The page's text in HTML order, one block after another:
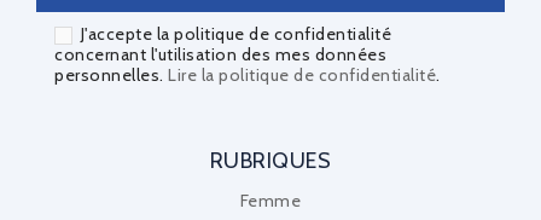
J'accepte la politique de confidentialité
concernant l'utilisation des mes données
personnelles. Lire la politique de confidentialité.
RUBRIQUES
Femme